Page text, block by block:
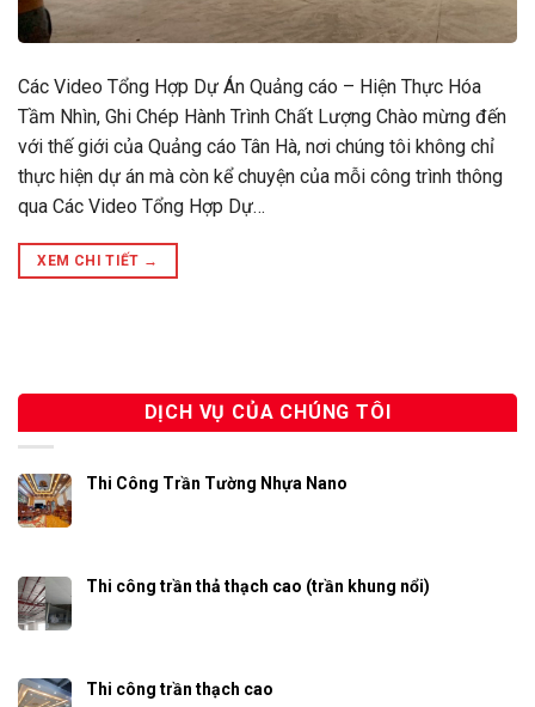
Các Video Tổng Hợp Dự Án Quảng cáo – Hiện Thực Hóa
Tầm Nhìn, Ghi Chép Hành Trình Chất Lượng Chào mừng đến
với thế giới của Quảng cáo Tân Hà, nơi chúng tôi không chỉ
thực hiện dự án mà còn kể chuyện của mỗi công trình thông
qua Các Video Tổng Hợp Dự…
XEM CHI TIẾT →
DỊCH VỤ CỦA CHÚNG TÔI
Thi Công Trần Tường Nhựa Nano
Thi công trần thả thạch cao (trần khung nổi)
Thi công trần thạch cao